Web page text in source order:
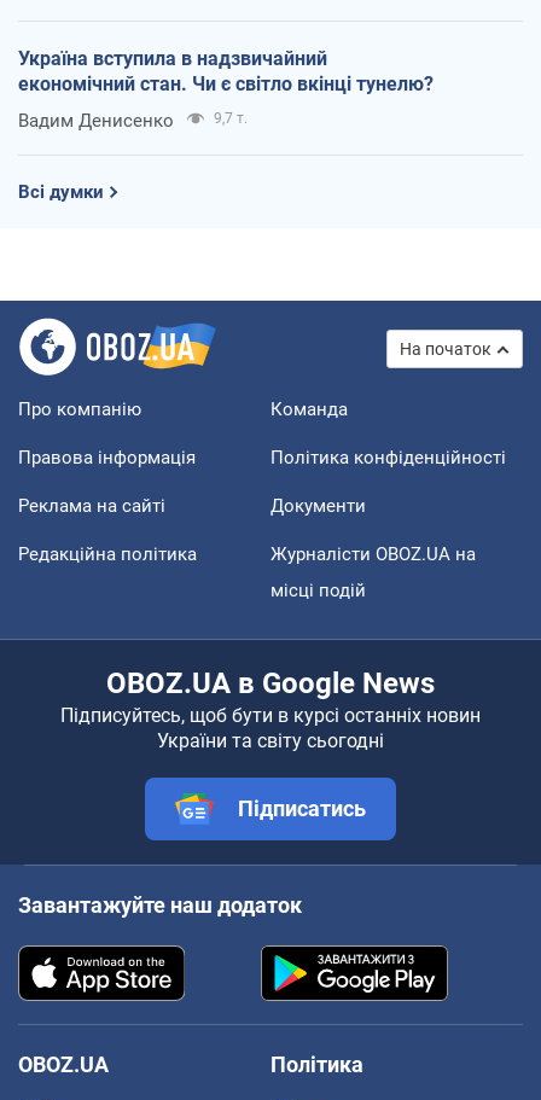
Україна вступила в надзвичайний
економічний стан. Чи є світло вкінці тунелю?
Вадим Денисенко 9,7 т.
Всі думки
На початок
Про компанію Команда
Правова інформація Політика конфіденційності
Реклама на сайті Документи
Редакційна політика
Журналісти OBOZ.UA на
місці подій
OBOZ.UA в Google News
Підписуйтесь, щоб бути в курсі останніх новин
України та світу сьогодні
Підписатись
Завантажуйте наш додаток
OBOZ.UA
Політика